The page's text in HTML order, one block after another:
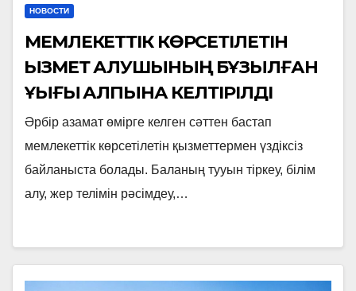
НОВОСТИ
МЕМЛЕКЕТТІК КӨРСЕТІЛЕТІН
ҚЫЗМЕТ АЛУШЫНЫҢ БҰЗЫЛҒАН
ҚҰҚЫҒЫ ҚАЛПЫНА КЕЛТІРІЛДІ
Әрбір азамат өмірге келген сәттен бастап
мемлекеттік көрсетілетін қызметтермен үздіксіз
байланыста болады. Баланың тууын тіркеу, білім
алу, жер телімін рәсімдеу,…